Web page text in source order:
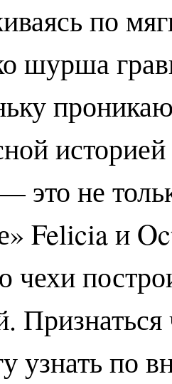
по
шурша
это не
Felicia и
чехи
Признаться
узнать по